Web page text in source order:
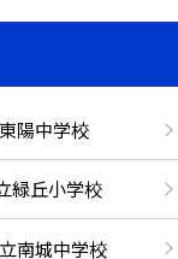
陽中学校
緑丘小学校
南城中学校